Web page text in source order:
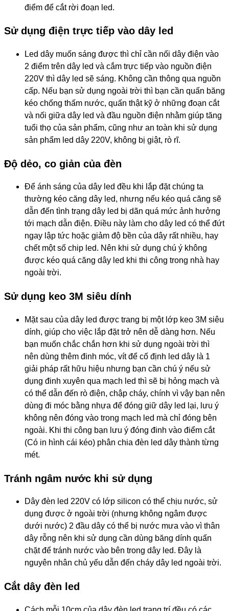
điểm để cắt rời đoạn led.
Sử dụng điện trực tiếp vào dây led
Led dây muốn sáng được thì chỉ cần nối dây điện vào
2 điểm trên dây led và cắm trực tiếp vào nguồn điện
220V thì dây led sẽ sáng. Không cần thông qua nguồn
cấp. Nếu bạn sử dụng ngoài trời thì bạn cần quấn băng
kéo chống thấm nước, quấn thật kỹ ở những đoạn cắt
và nối giữa dây led và đầu nguồn điện nhằm giúp tăng
tuổi thọ của sản phẩm, cũng như an toàn khi sử dụng
sản phẩm led dây 220V, không bị giật, rò rĩ.
Độ dẻo, co giản của đèn
Để ánh sáng của dây led đều khi lắp đặt chúng ta
thường kéo căng dây led, nhưng nếu kéo quá căng sẽ
dẫn đến tình trạng dây led bị dãn quá mức ảnh hưởng
tới mạch dẫn điện. Điều này làm cho dây led có thể đứt
ngay lập tức hoặc giảm độ bền của dây rất nhiều, hay
chết một số chip led. Nên khi sử dụng chú ý không
được kéo quá căng dây led khi thi công trong nhà hay
ngoài trời.
Sử dụng keo 3M siêu dính
Mặt sau của dây led được trang bị một lớp keo 3M siêu
dính, giúp cho việc lắp đặt trở nên dễ dàng hơn. Nếu
bạn muốn chắc chắn hơn khi sử dụng ngoài trời thì
nên dùng thêm đinh móc, vít để cố định led dây là 1
giải pháp rất hữu hiệu nhưng bạn cần chú ý nếu sử
dụng đinh xuyên qua mạch led thì sẽ bị hỏng mạch và
có thể dẫn đến rò điện, chập cháy, chính vì vậy bạn nên
dùng đi móc bằng nhựa để đóng giữ dây led lại, lưu ý
không nên đóng vào trong mạch led mà chỉ đóng bên
ngoài. Khi thi công bạn lưu ý đóng đinh vào điểm cắt
(Có in hình cái kéo) phân chia đèn led dây thành từng
mét.
Tránh ngâm nước khi sử dụng
Dây đèn led 220V có lớp silicon có thể chịu nước, sử
dụng được ở ngoài trời (nhưng không ngâm được
dưới nước) 2 đầu dây có thể bị nước mưa vào vì thân
dây rỗng nên khi sử dụng cần dùng băng dính quấn
chặt để tránh nước vào bên trong dây led. Đây là
nguyên nhân chủ yếu dẫn đến cháy dây led ngoài trời.
Cắt dây đèn led